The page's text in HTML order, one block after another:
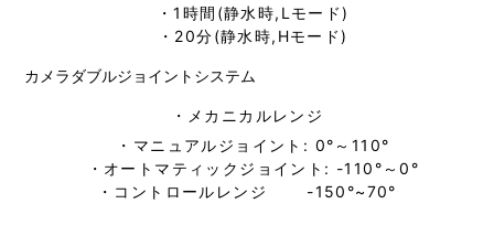
・1時間(静水時,Lモード)
・20分(静水時,Hモード)
カメラダブルジョイントシステム
・メカニカルレンジ
・マニュアルジョイント: 0°～110°
・オートマティックジョイント: -110°～0°
・コントロールレンジ -150°~70°